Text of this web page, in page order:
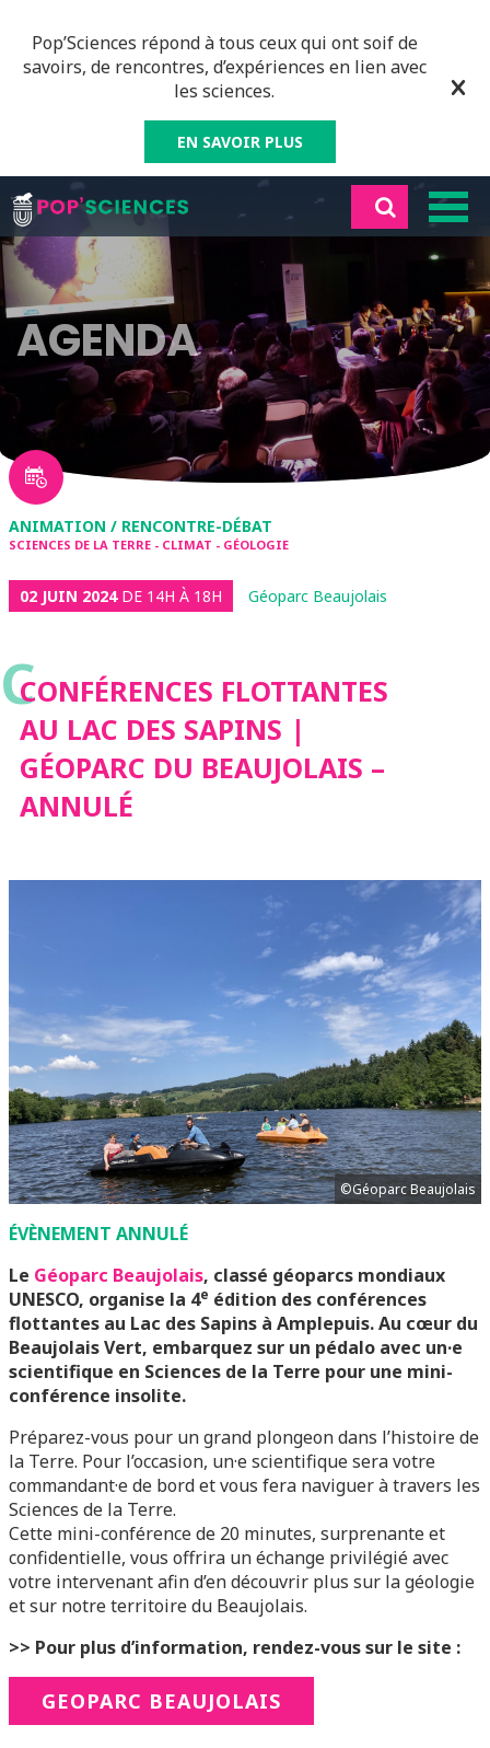
Pop’Sciences répond à tous ceux qui ont soif de
savoirs, de rencontres, d’expériences en lien avec
les sciences.
EN SAVOIR PLUS
AGENDA
ANIMATION / RENCONTRE-DÉBAT
SCIENCES DE LA TERRE - CLIMAT - GÉOLOGIE
02 JUIN 2024DE 14H À 18H Géoparc Beaujolais
CCONFÉRENCES FLOTTANTES
AU LAC DES SAPINS |
GÉOPARC DU BEAUJOLAIS –
ANNULÉ
©Géoparc Beaujolais
ÉVÈNEMENT ANNULÉ
Le Géoparc Beaujolais, classé géoparcs mondiaux
UNESCO, organise la 4e édition des conférences
flottantes au Lac des Sapins à Amplepuis. Au cœur du
Beaujolais Vert, embarquez sur un pédalo avec un·e
scientifique en Sciences de la Terre pour une mini-
conférence insolite.
Préparez-vous pour un grand plongeon dans l’histoire de
la Terre. Pour l’occasion, un·e scientifique sera votre
commandant·e de bord et vous fera naviguer à travers les
Sciences de la Terre.
Cette mini-conférence de 20 minutes, surprenante et
confidentielle, vous offrira un échange privilégié avec
votre intervenant afin d’en découvrir plus sur la géologie
et sur notre territoire du Beaujolais.
>> Pour plus d’information, rendez-vous sur le site :
GEOPARC BEAUJOLAIS